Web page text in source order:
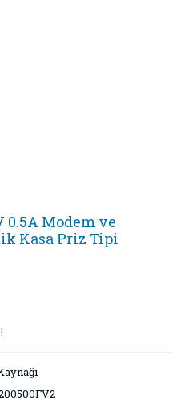
0.5A Modem ve
Kasa Priz Tipi